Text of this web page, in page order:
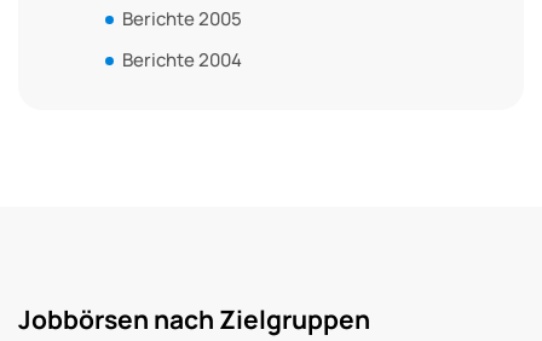
Berichte 2005
Berichte 2004
Jobbörsen nach Zielgruppen